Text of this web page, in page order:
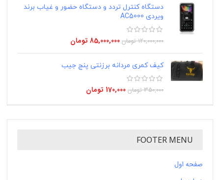
دستگاه کنترل تردد و دستگاه حضور و غیاب برند
ویردی AC5000
120,000,000 تومان 85,000,000 تومان
کیف کمری مردانه برزنتی پنج جیب
350,000 تومان 170,000 تومان
FOOTER MENU
صفحه اول